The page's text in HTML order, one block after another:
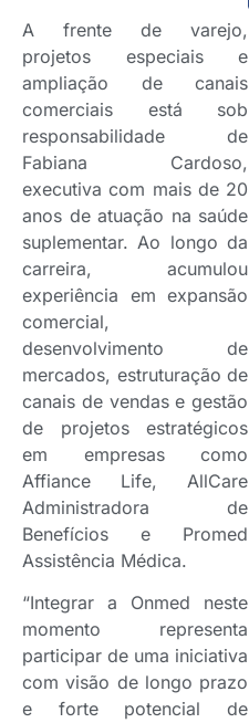
A frente de varejo,
projetos especiais e
ampliação de canais
comerciais está sob
responsabilidade de
Fabiana Cardoso,
executiva com mais de 20
anos de atuação na saúde
suplementar. Ao longo da
carreira, acumulou
experiência em expansão
comercial,
desenvolvimento de
mercados, estruturação de
canais de vendas e gestão
de projetos estratégicos
em empresas como
Affiance Life, AllCare
Administradora de
Benefícios e Promed
Assistência Médica.
“Integrar a Onmed neste
momento representa
participar de uma iniciativa
com visão de longo prazo
e forte potencial de